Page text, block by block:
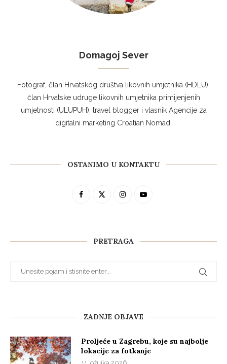
Domagoj Sever
Fotograf, član Hrvatskog društva likovnih umjetnika (HDLU),
član Hrvatske udruge likovnih umjetnika primijenjenih
umjetnosti (ULUPUH), travel blogger i vlasnik Agencije za
digitalni marketing Croatian Nomad.
OSTANIMO U KONTAKTU
PRETRAGA
ZADNJE OBJAVE
Proljeće u Zagrebu, koje su najbolje
lokacije za fotkanje